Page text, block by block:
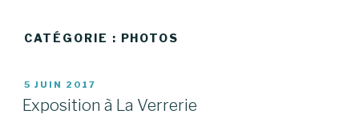
CATÉGORIE : PHOTOS
PUBLIÉ
LE
5 JUIN 2017
Exposition à La Verrerie